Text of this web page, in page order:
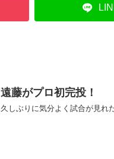
遠藤がプロ初完投！
久しぶりに気分よく試合が見れ